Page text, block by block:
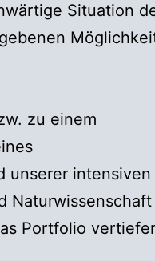
Situation
zu einem
unserer intensiven
Naturwissenschaft
Portfolio